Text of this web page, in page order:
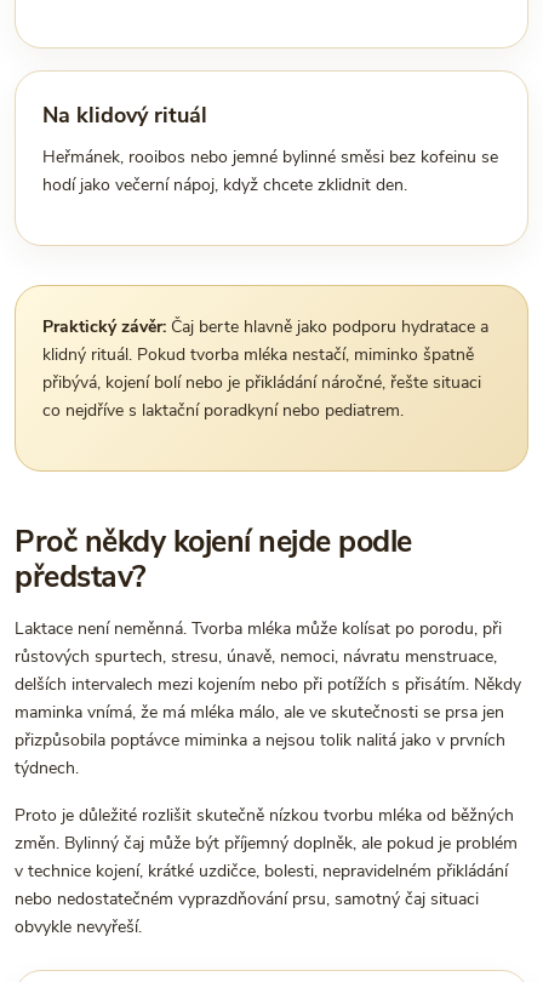
Na klidový rituál
Heřmánek, rooibos nebo jemné bylinné směsi bez kofeinu se
hodí jako večerní nápoj, když chcete zklidnit den.
Praktický závěr: Čaj berte hlavně jako podporu hydratace a
klidný rituál. Pokud tvorba mléka nestačí, miminko špatně
přibývá, kojení bolí nebo je přikládání náročné, řešte situaci
co nejdříve s laktační poradkyní nebo pediatrem.
Proč někdy kojení nejde podle
představ?
Laktace není neměnná. Tvorba mléka může kolísat po porodu, při
růstových spurtech, stresu, únavě, nemoci, návratu menstruace,
delších intervalech mezi kojením nebo při potížích s přisátím. Někdy
maminka vnímá, že má mléka málo, ale ve skutečnosti se prsa jen
přizpůsobila poptávce miminka a nejsou tolik nalitá jako v prvních
týdnech.
Proto je důležité rozlišit skutečně nízkou tvorbu mléka od běžných
změn. Bylinný čaj může být příjemný doplněk, ale pokud je problém
v technice kojení, krátké uzdičce, bolesti, nepravidelném přikládání
nebo nedostatečném vyprazdňování prsu, samotný čaj situaci
obvykle nevyřeší.